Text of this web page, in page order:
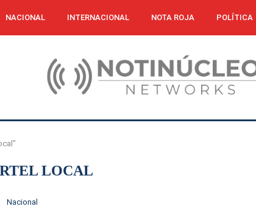
NACIONAL INTERNACIONAL NOTA ROJA POLÍTICA
LOCAL
Nacional